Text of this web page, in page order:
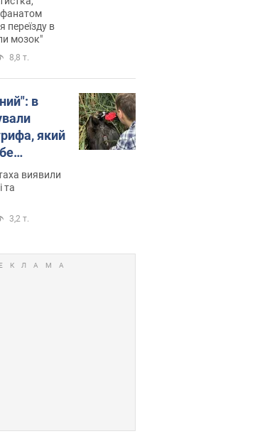
хоче
переїзду в
мозок"
8,8 т.
в
який
виявили
та
3,2 т.